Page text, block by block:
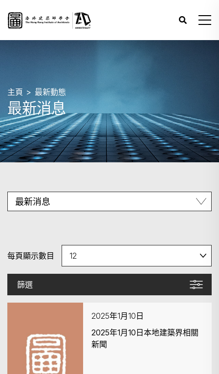
主頁 最新動態
最新消息
篩選
每頁顯示數目
2025年1月10日
2025年1月10日本地建築界相關
新聞